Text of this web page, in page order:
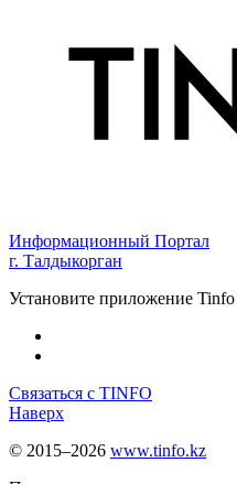
Информационный Портал
г. Талдыкорган
Установите приложение Tinfo
Связаться с TINFO
Наверх
© 2015–2026 www.tinfo.kz